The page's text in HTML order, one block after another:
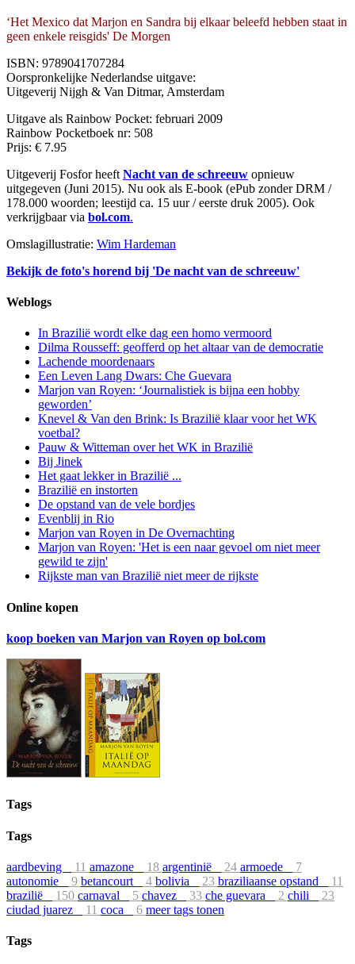
‘Het Mexico dat Marjon en Sandra bij elkaar beleefd hebben staat in
geen enkele reisgids' De Morgen
ISBN: 9789041707284
Oorspronkelijke Nederlandse uitgave:
Uitgeverij Nijgh & Van Ditmar, Amsterdam
Uitgave als Rainbow Pocket: februari 2009
Rainbow Pocketboek nr: 508
Prijs: € 7.95
Uitgeverij Fosfor heeft Nacht van de schreeuw opnieuw
uitgegeven (Juni 2015). Nu ook als E-book (ePub zonder DRM /
178.000 woorden; leestijd ca. 15 uur / eerste druk 2005). Ook
verkrijgbaar via bol.com.
Omslagillustratie: Wim Hardeman
Bekijk de foto's horend bij 'De nacht van de schreeuw'
Weblogs
In Brazilië wordt elke dag een homo vermoord
Dilma Rousseff: geofferd op het altaar van de democratie
Lachende moordenaars
Een Leven Lang Dwars: Che Guevara
Marjon van Royen: ‘Journalistiek is bijna een hobby
geworden’
Knevel & Van den Brink: Is Brazilië klaar voor het WK
voetbal?
Pauw & Witteman over het WK in Brazilië
Bij Jinek
Het gaat lekker in Brazilië ...
Brazilië en instorten
De opstand van de vele bordjes
Evenblij in Rio
Marjon van Royen in De Overnachting
Marjon van Royen: 'Het is een naar gevoel om niet meer
gewild te zijn'
Rijkste man van Brazilië niet meer de rijkste
Online kopen
koop boeken van Marjon van Royen op bol.com
Tags
Tags
aardbeving 11 amazone 18 argentinië 24 armoede
7
autonomie
9 betancourt 4 bolivia 23 braziliaanse opstand
11
brazilië
150 carnaval 5 chavez 33 che guevara 2 chili
23
ciudad juarez
11 coca 6 meer tags tonen
Tags